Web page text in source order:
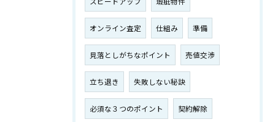
オンライン査定 仕組み 準備
見落としがちなポイント 売値交渉
立ち退き 失敗しない秘訣
必須な３つのポイント 契約解除